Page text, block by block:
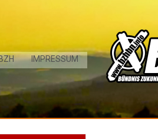
IMPRESSUM